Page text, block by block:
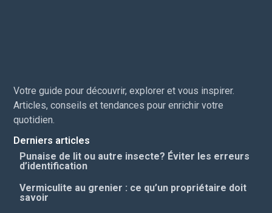
Votre guide pour découvrir, explorer et vous inspirer.
Articles, conseils et tendances pour enrichir votre
quotidien.
Derniers articles
Punaise de lit ou autre insecte? Éviter les erreurs
d’identification
Vermiculite au grenier : ce qu’un propriétaire doit
savoir